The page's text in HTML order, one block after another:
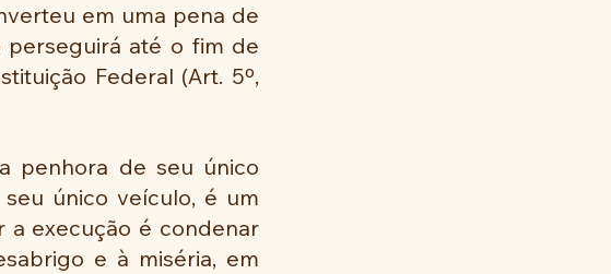
em uma pena de
perseguirá até o fim de
Federal (Art. 5º,
penhora de seu único
único veículo, é um
a execução é condenar
e à miséria, em